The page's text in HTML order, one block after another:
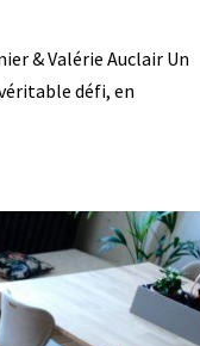
& Valérie Auclair Un
défi, en